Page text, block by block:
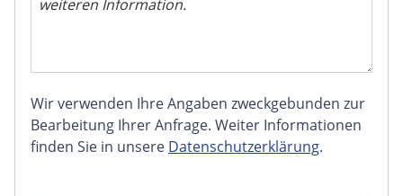
Wir verwenden Ihre Angaben zweckgebunden zur
Bearbeitung Ihrer Anfrage. Weiter Informationen
finden Sie in unsere Datenschutzerklärung.
FACEBOOK